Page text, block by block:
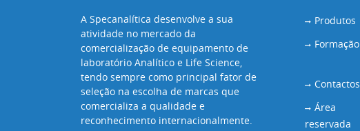
A Specanalítica desenvolve a sua
atividade no mercado da
comercialização de equipamento de
laboratório Analítico e Life Science,
tendo sempre como principal fator de
seleção na escolha de marcas que
comercializa a qualidade e
reconhecimento internacionalmente.
Produtos
Formação
Contactos
Área
reservada